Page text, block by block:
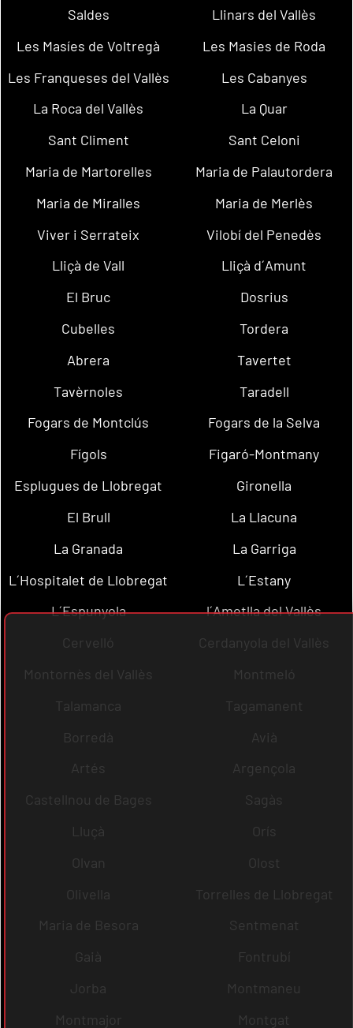
Saldes
Llinars del Vallès
Les Masíes de Voltregà
Les Masies de Roda
Les Franqueses del Vallès
Les Cabanyes
La Roca del Vallès
La Quar
Sant Climent
Sant Celoni
Maria de Martorelles
Maria de Palautordera
Maria de Miralles
Maria de Merlès
Viver i Serrateix
Vilobí del Penedès
Lliçà de Vall
Lliçà d´Amunt
El Bruc
Dosrius
Cubelles
Tordera
Abrera
Tavertet
Tavèrnoles
Taradell
Fogars de Montclús
Fogars de la Selva
Fígols
Figaró-Montmany
Esplugues de Llobregat
Gironella
El Brull
La Llacuna
La Granada
La Garriga
L´Hospitalet de Llobregat
L´Estany
L´Espunyola
l´Ametlla del Vallès
Cervelló
Cerdanyola del Vallès
Montornès del Vallès
Montmeló
Talamanca
Tagamanent
Borredà
Avià
Artés
Argençola
Castellnou de Bages
Sagàs
Lluçà
Orís
Olvan
Olost
Olivella
Torrelles de Llobregat
Maria de Besora
Sentmenat
Gaià
Fontrubí
Jorba
Montmaneu
Montmajor
Montgat